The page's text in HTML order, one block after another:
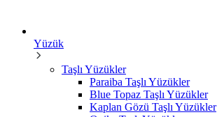
Yüzük
Taşlı Yüzükler
Paraiba Taşlı Yüzükler
Blue Topaz Taşlı Yüzükler
Kaplan Gözü Taşlı Yüzükler